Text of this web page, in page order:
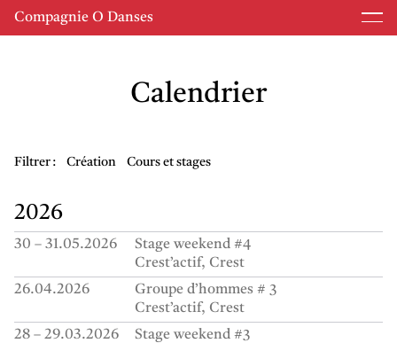
Compagnie O Danses
Calendrier
Filtrer : Création Cours et stages
2026
30 – 31.05.2026
Stage weekend #4
Crest’actif
Crest
26.04.2026
Groupe d’hommes # 3
Crest’actif
Crest
28 – 29.03.2026
Stage weekend #3